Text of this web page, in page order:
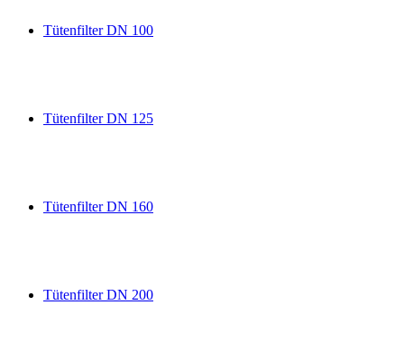
Tütenfilter DN 100
Tütenfilter DN 125
Tütenfilter DN 160
Tütenfilter DN 200